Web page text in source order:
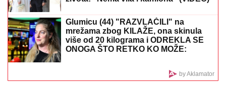
Zaboravite na klimu i vrele letnje noći: Trik sa
čarapama hladi bolje od bilo kog uređaja
MUŠKARAC SKOČIO U DUNAV I
NESTAOUžas kod Bele stene: Hteo